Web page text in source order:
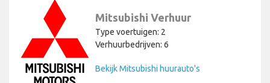
Mitsubishi Verhuur
Type voertuigen: 2
Verhuurbedrijven: 6
Bekijk Mitsubishi huurauto's